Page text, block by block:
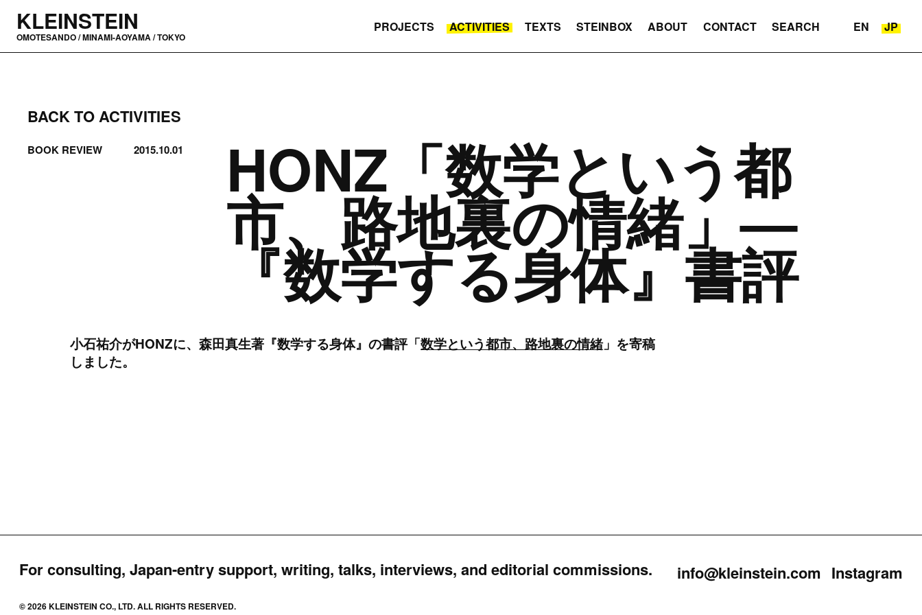
KLEINSTEIN
OMOTESANDO / MINAMI-AOYAMA / TOKYO
PROJECTS ACTIVITIES TEXTS STEINBOX ABOUT CONTACT SEARCH EN JP
BACK TO ACTIVITIES
BOOK REVIEW 2015.10.01 HONZ「数学という都
市、路地裏の情緒」—
『数学する身体』書評
小石祐介がHONZに、森田真生著『数学する身体』の書評「数学という都市、路地裏の情緒」を寄稿
しました。
For consulting, Japan-entry support, writing, talks, interviews, and editorial commissions. info@kleinstein.com Instagram
© 2026 KLEINSTEIN CO., LTD. ALL RIGHTS RESERVED.